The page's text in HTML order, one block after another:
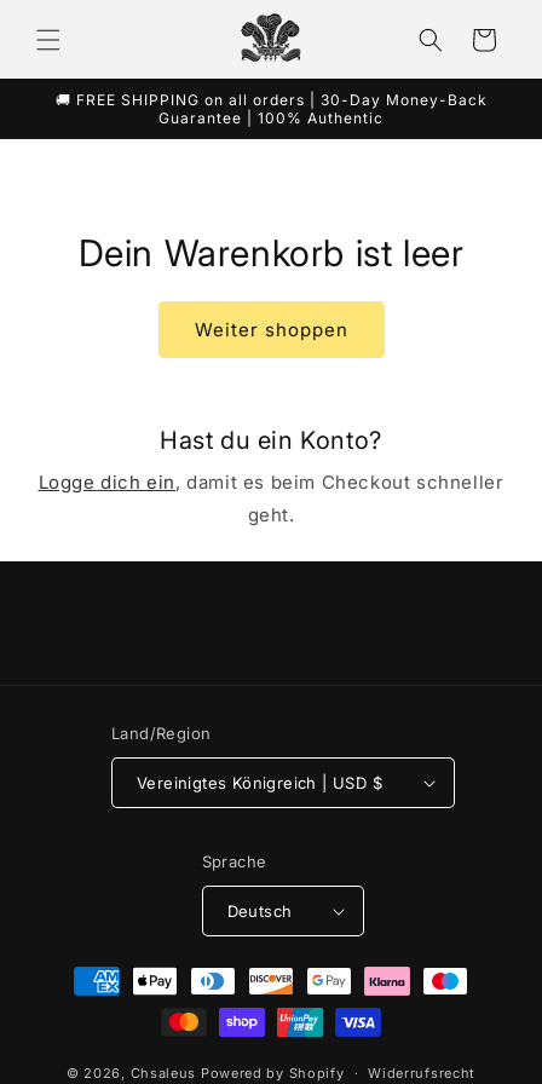
zum
Inhalt
Warenkorb
🚚 FREE SHIPPING on all orders | 30-Day Money-Back
Guarantee | 100% Authentic
Dein Warenkorb ist leer
Weiter shoppen
Hast du ein Konto?
Logge dich ein, damit es beim Checkout schneller
geht.
Land/Region
Vereinigtes Königreich | USD $
Sprache
Deutsch
Zahlungsmethoden
© 2026, Chsaleus Powered by Shopify Widerrufsrecht